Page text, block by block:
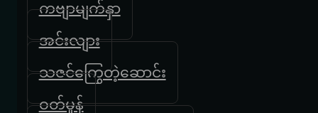
ကဗျာမျက်နှာ
အင်းလျား
သဇင်ကြွေတဲ့ဆောင်း
ဝတ်မှုန်